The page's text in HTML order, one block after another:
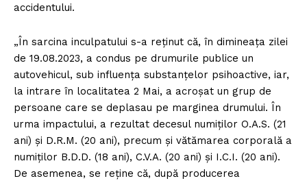
accidentului.
„În sarcina inculpatului s-a reţinut că, în dimineaţa zilei
de 19.08.2023, a condus pe drumurile publice un
autovehicul, sub influenţa substanţelor psihoactive, iar,
la intrare în localitatea 2 Mai, a acroşat un grup de
persoane care se deplasau pe marginea drumului. În
urma impactului, a rezultat decesul numiţilor O.A.S. (21
ani) şi D.R.M. (20 ani), precum şi vătămarea corporală a
numiţilor B.D.D. (18 ani), C.V.A. (20 ani) şi I.C.I. (20 ani).
De asemenea, se reţine că, după producerea